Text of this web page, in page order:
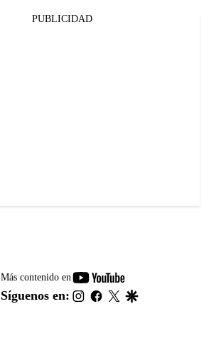
PUBLICIDAD
Más contenido en
youtube-
footer
Síguenos en: instagram
facebook
twitter